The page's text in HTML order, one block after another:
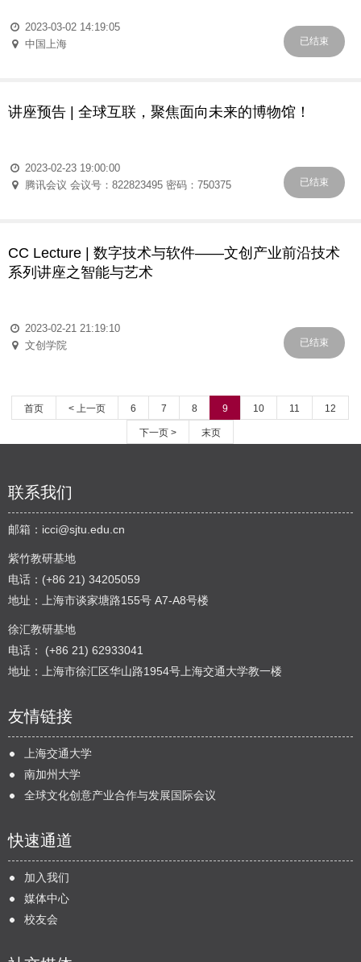
2023-03-02 14:19:05
中国上海
已结束
讲座预告 | 全球互联，聚焦面向未来的博物馆！
2023-02-23 19:00:00
腾讯会议 会议号：822823495 密码：750375
已结束
CC Lecture | 数字技术与软件——文创产业前沿技术
系列讲座之智能与艺术
2023-02-21 21:19:10
文创学院
已结束
首页 < 上一页 6 7 8 9 10 11 12
下一页 > 末页
联系我们
邮箱： icci@sjtu.edu.cn
紫竹教研基地
电话：(+86 21) 34205059
地址：上海市谈家塘路155号 A7-A8号楼
徐汇教研基地
电话： (+86 21) 62933041
地址：上海市徐汇区华山路1954号上海交通大学教一楼
友情链接
上海交通大学
南加州大学
全球文化创意产业合作与发展国际会议
快速通道
加入我们
媒体中心
校友会